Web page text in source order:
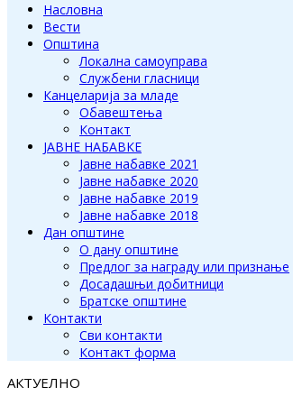
Насловна
Вести
Општина
Локална самоуправа
Службени гласници
Канцеларија за младе
Обавештења
Контакт
ЈАВНЕ НАБАВКЕ
Јавне набавке 2021
Јавне набавке 2020
Јавне набавке 2019
Јавне набавке 2018
Дан општине
О дану општине
Предлог за награду или признање
Досадашњи добитници
Братске општине
Контакти
Сви контакти
Контакт форма
АКТУЕЛНО